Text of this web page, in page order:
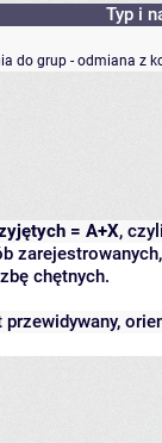
Typ i
do grup - odmiana z
= A+X,
chętnych.